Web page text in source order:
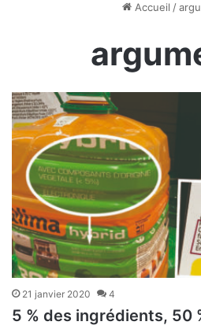
Accueil /
21 janvier 2020 4
5 % des ingrédients, 50